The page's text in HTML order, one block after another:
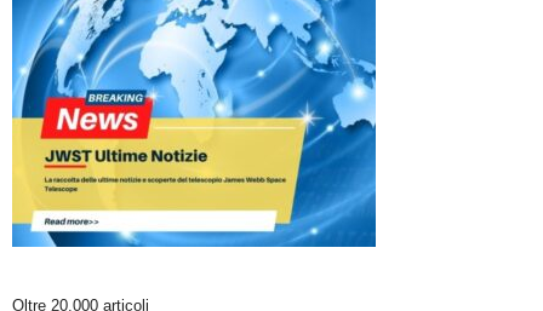
Oltre 20.000 articoli